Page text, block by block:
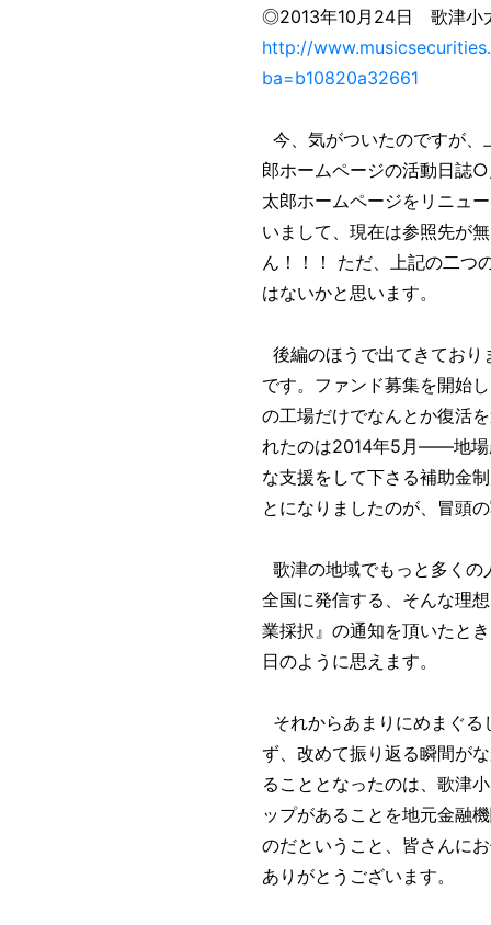
◎2013年10月24日 歌津小
http://
ba=b10820a32661
今、気がついたのですが、
郎ホームページの活動日誌
太郎ホームページをリニュ
いまして、現在は参照先が
ん！！！ ただ、上記の二つ
はないかと思います。
後編のほうで出てきてお
です。ファンド募集を開始
の工場だけでなんとか復活
れたのは2014年5月――地場
な支援をして下さる補助金
とになりましたのが、冒頭
歌津の地域でもっと多く
全国に発信する、そんな理
業採択』の通知を頂いたと
日のように思えます。
それからあまりにめまぐ
ず、改めて振り返る瞬間が
ることとなったのは、歌津
ップがあることを地元金融
のだということ、皆さんに
ありがとうございます。